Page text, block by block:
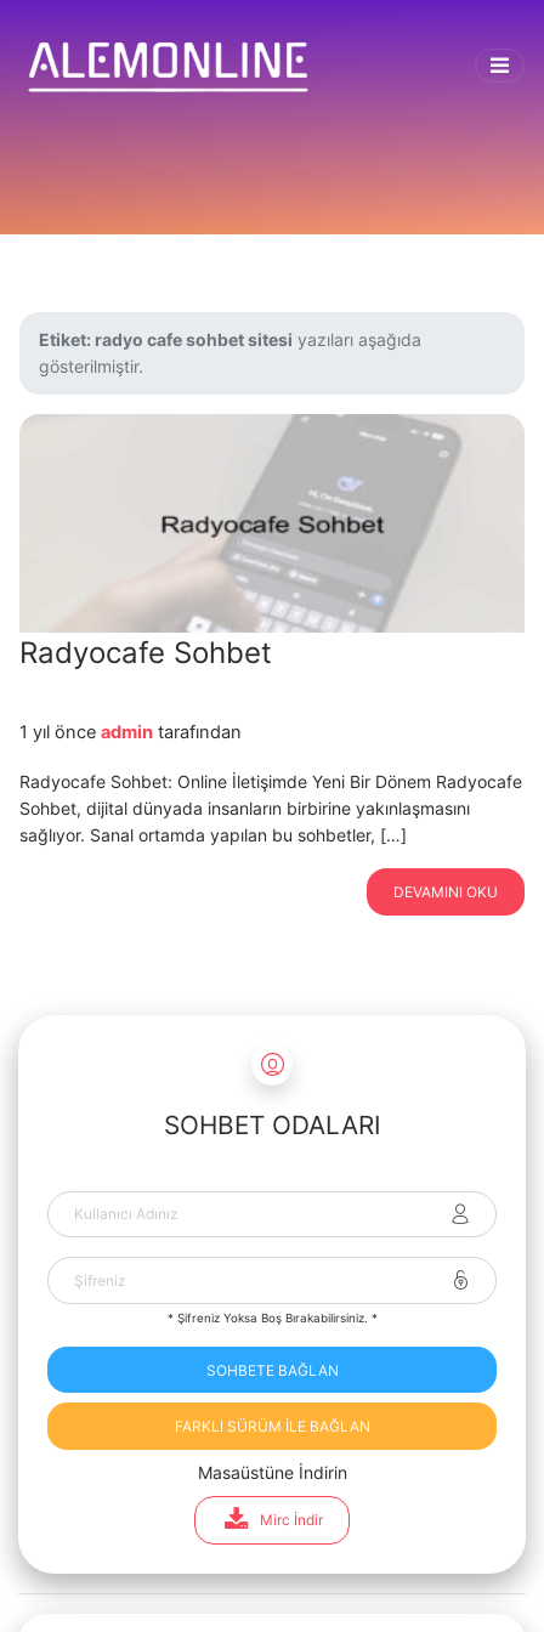
Etiket: radyo cafe sohbet sitesi yazıları aşağıda
gösterilmiştir.
Radyocafe Sohbet
1 yıl önce admin tarafından
Radyocafe Sohbet: Online İletişimde Yeni Bir Dönem Radyocafe
Sohbet, dijital dünyada insanların birbirine yakınlaşmasını
sağlıyor. Sanal ortamda yapılan bu sohbetler, […]
DEVAMINI OKU
SOHBET ODALARI
* Şifreniz Yoksa Boş Bırakabilirsiniz. *
SOHBETE BAĞLAN
FARKLI SÜRÜM İLE BAĞLAN
Masaüstüne İndirin
Mirc İndir